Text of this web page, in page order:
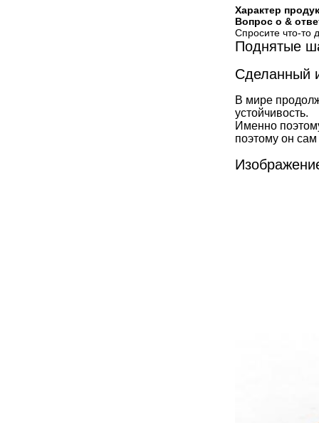
Характер
Вопрос о &
Спросите что-то
Поднятые
Сделанный
В мире
устойчивость.
Именно
поэтому он